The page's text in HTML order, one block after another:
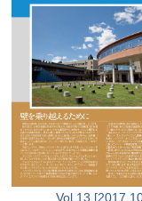
Vol.13